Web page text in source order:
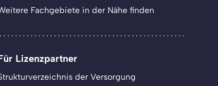
Fachgebiete in der Nähe finden
Lizenzpartner
der Versorgung